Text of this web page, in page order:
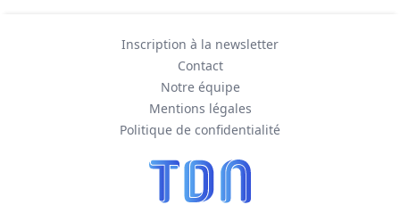
Inscription à la newsletter
Contact
Notre équipe
Mentions légales
Politique de confidentialité